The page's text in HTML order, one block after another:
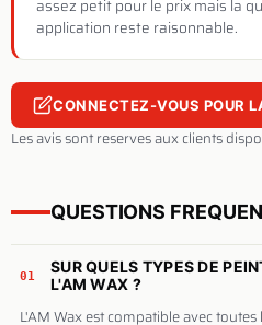
assez petit pour le prix mais la
application reste raisonnable.
CONNECTEZ-VOUS POUR
Les avis sont reserves aux clients
QUESTIONS
01
SUR QUELS TYPES DE
L'AM WAX ?
L'AM Wax est compatible avec